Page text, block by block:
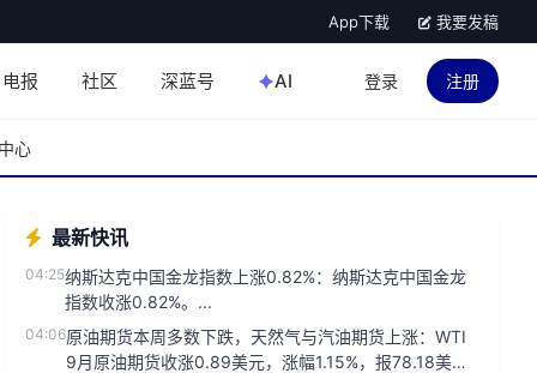
App下载 我要发稿
电报 社区 深蓝号 AI 登录 注册
心
最新快讯
04:25纳斯达克中国金龙指数上涨0.82%：纳斯达克中国金龙
指数收涨0.82%。...
04:06原油期货本周多数下跌，天然气与汽油期货上涨：WTI
9月原油期货收涨0.89美元，涨幅1.15%，报78.18美元/